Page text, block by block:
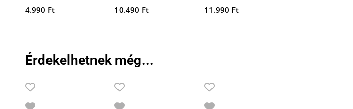
4.990 Ft 10.490 Ft 11.990 Ft
Érdekelhetnek még...